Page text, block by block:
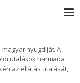
nyugdíját. A
utalások harmada
az ellátás utalását,